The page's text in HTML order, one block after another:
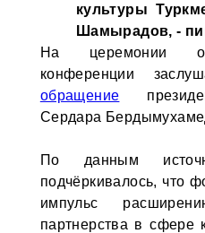
культуры
Шамырадов, -
На церемонии
конференции
обращение
Сердара
По данным
подчёркивалось, что
импульс
партнерства в сфере